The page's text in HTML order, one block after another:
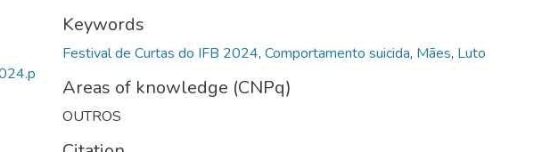
Keywords
Festival de Curtas do IFB 2024, Comportamento suicida, Mães, Luto
Areas of knowledge (CNPq)
OUTROS